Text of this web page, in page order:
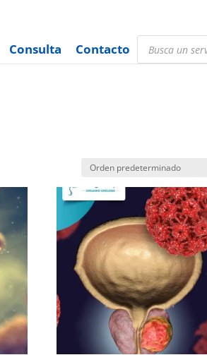
Consulta Contacto
Búsqueda
productos